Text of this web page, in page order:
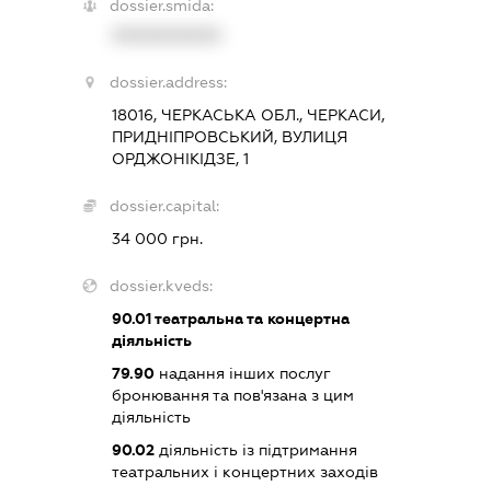
dossier.smida:
dossier.address:
18016, ЧЕРКАСЬКА ОБЛ., ЧЕРКАСИ,
ПРИДНІПРОВСЬКИЙ, ВУЛИЦЯ
ОРДЖОНІКІДЗЕ, 1
dossier.capital:
34 000 грн.
dossier.kveds:
90.01театральна та концертна
діяльність
79.90надання інших послуг
бронювання та пов'язана з цим
діяльність
90.02діяльність із підтримання
театральних і концертних заходів